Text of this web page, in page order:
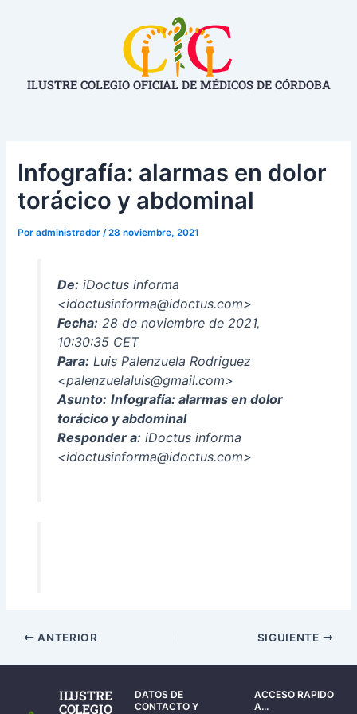
ILUSTRE COLEGIO OFICIAL DE MÉDICOS DE CÓRDOBA
Infografía: alarmas en dolor
torácico y abdominal
Poradministrador /28 noviembre, 2021
De:iDoctus informa
<idoctusinforma@idoctus.com>
Fecha:28 de noviembre de 2021,
10:30:35 CET
Para:Luis Palenzuela Rodriguez
<palenzuelaluis@gmail.com>
Asunto: Infografía: alarmas en dolor
torácico y abdominal
Responder a:iDoctus informa
<idoctusinforma@idoctus.com>
ANTERIOR SIGUIENTE
ILUSTRE
COLEGIO
DATOS DE
CONTACTO Y
ACCESO RAPIDO
A...